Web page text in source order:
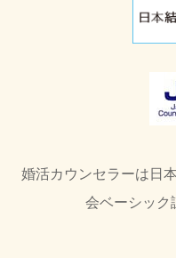
婚活カウンセラーは日
会ベーシック